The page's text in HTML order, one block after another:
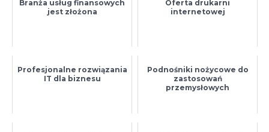
Branża usług finansowych
jest złożona
Oferta drukarni
internetowej
Profesjonalne rozwiązania
IT dla biznesu
Podnośniki nożycowe do
zastosowań
przemysłowych